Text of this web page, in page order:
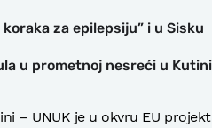
za epilepsiju” i u Sisku
u prometnoj nesreći u Kutini
– UNUK je u okvru EU